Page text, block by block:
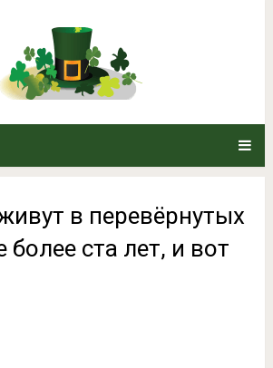
люди живут в
в перевёрнутых
более ста лет, и вот